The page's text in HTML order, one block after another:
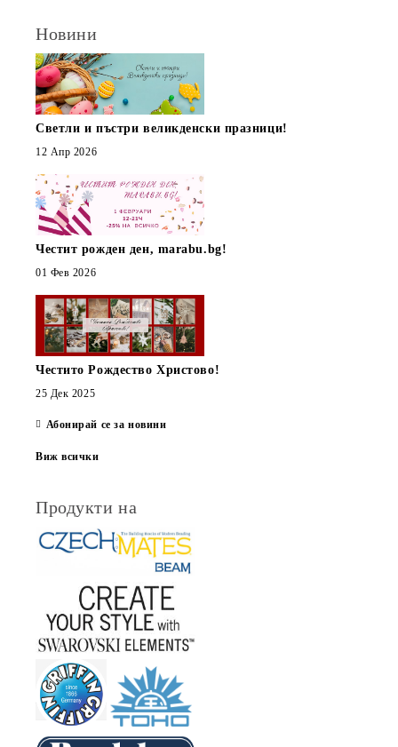
Новини
Светли и пъстри великденски празници!
12 Апр 2026
Честит рожден ден, marabu.bg!
01 Фев 2026
Честито Рождество Христово!
25 Дек 2025
Абонирай се за новини
Виж всички
Продукти на